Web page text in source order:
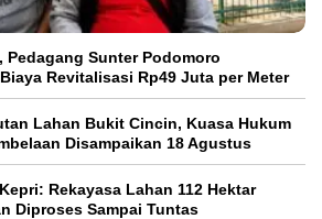
Pedagang Sunter Podomoro
Revitalisasi Rp49 Juta per Meter
Lahan Bukit Cincin, Kuasa Hukum
Disampaikan 18 Agustus
Rekayasa Lahan 112 Hektar
Diproses Sampai Tuntas